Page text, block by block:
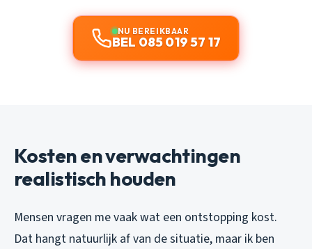
NU BEREIKBAAR
BEL 085 019 57 17
Kosten en verwachtingen
realistisch houden
Mensen vragen me vaak wat een ontstopping kost.
Dat hangt natuurlijk af van de situatie, maar ik ben